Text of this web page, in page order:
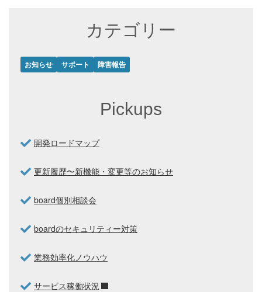
カテゴリー
お知らせ サポート 障害報告
Pickups
開発ロードマップ
更新履歴〜新機能・変更等のお知らせ
board個別相談会
boardのセキュリティー対策
業務効率化ノウハウ
サービス稼働状況